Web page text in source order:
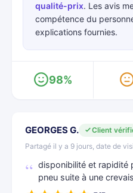
qualité-prix. Les avis
compétence du
explications fournies.
98%
GEORGES G.
Client
Partagé il y a 9 jours, date de
disponibilité et rapidité
pneu suite à une